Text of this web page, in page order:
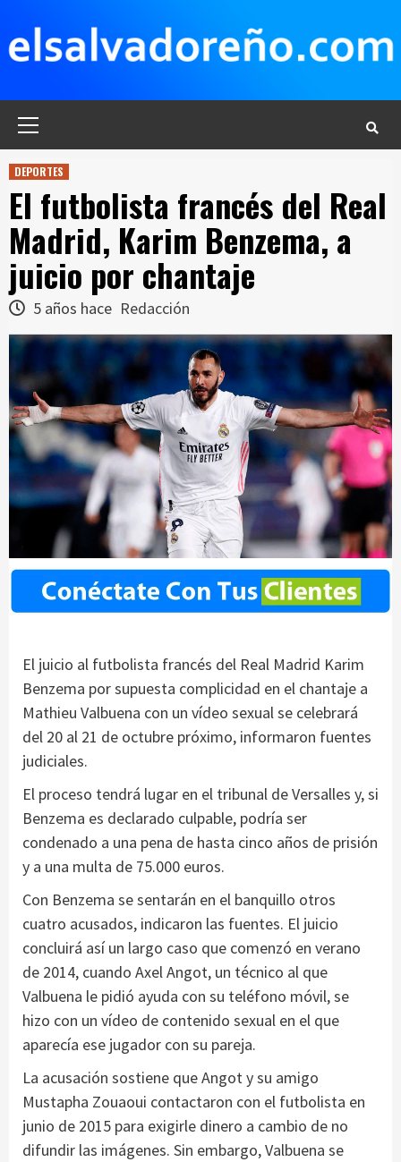
contenido
DEPORTES
El futbolista francés del Real
Madrid, Karim Benzema, a
juicio por chantaje
5 años hace Redacción
El juicio al futbolista francés del Real Madrid Karim
Benzema por supuesta complicidad en el chantaje a
Mathieu Valbuena con un vídeo sexual se celebrará
del 20 al 21 de octubre próximo, informaron fuentes
judiciales.
El proceso tendrá lugar en el tribunal de Versalles y, si
Benzema es declarado culpable, podría ser
condenado a una pena de hasta cinco años de prisión
y a una multa de 75.000 euros.
Con Benzema se sentarán en el banquillo otros
cuatro acusados, indicaron las fuentes. El juicio
concluirá así un largo caso que comenzó en verano
de 2014, cuando Axel Angot, un técnico al que
Valbuena le pidió ayuda con su teléfono móvil, se
hizo con un vídeo de contenido sexual en el que
aparecía ese jugador con su pareja.
La acusación sostiene que Angot y su amigo
Mustapha Zouaoui contactaron con el futbolista en
junio de 2015 para exigirle dinero a cambio de no
difundir las imágenes. Sin embargo, Valbuena se